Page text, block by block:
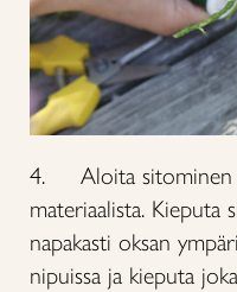
4. Aloita sitominen
materiaalista. Kieputa
napakasti oksan
nipuissa ja kieputa